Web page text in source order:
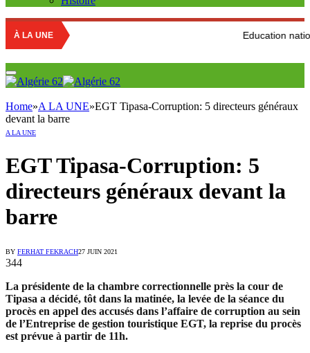
À LA UNE Education nationale : Louisa
Home»A LA UNE»EGT Tipasa-Corruption: 5 directeurs généraux
devant la barre
A LA UNE
EGT Tipasa-Corruption: 5
directeurs généraux devant la
barre
BY FERHAT FEKRACH27 JUIN 2021
344
La présidente de la chambre correctionnelle près la cour de
Tipasa a décidé, tôt dans la matinée, la levée de la séance du
procès en appel des accusés dans l’affaire de corruption au sein
de l’Entreprise de gestion touristique EGT, la reprise du procès
est prévue à partir de 11h.